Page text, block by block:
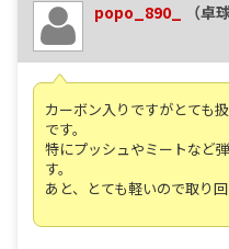
popo_890_ （卓
カーボン入りですがとても
です。
特にプッシュやミートなど
す。
あと、とても軽いので取り回